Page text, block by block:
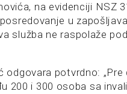
na evidenciji NSZ
u
služba ne raspolaže
odgovara potvrdno:
200 i 300 osoba sa